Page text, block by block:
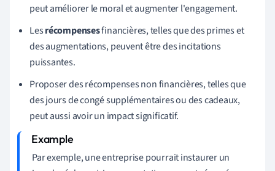
peut améliorer le moral et augmenter l'engagement.
Lesrécompensesfinancières, telles que des primes et
des augmentations, peuvent être des incitations
puissantes.
Proposer des récompenses non financières, telles que
des jours de congé supplémentaires ou des cadeaux,
peut aussi avoir un impact significatif.
Par exemple, une entreprise pourrait instaurer un